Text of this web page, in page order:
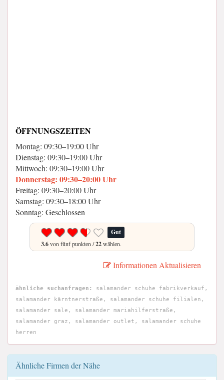
ÖFFNUNGSZEITEN
Montag: 09:30–19:00 Uhr
Dienstag: 09:30–19:00 Uhr
Mittwoch: 09:30–19:00 Uhr
Donnerstag: 09:30–20:00 Uhr
Freitag: 09:30–20:00 Uhr
Samstag: 09:30–18:00 Uhr
Sonntag: Geschlossen
Gut
3.6von fünf punkten /22wählen.
Informationen Aktualisieren
ähnliche suchanfragen:
salamander schuhe fabrikverkauf,
salamander kärntnerstraße, salamander schuhe filialen,
salamander sale, salamander mariahilferstraße,
salamander graz, salamander outlet, salamander schuhe
herren
Ähnliche Firmen der Nähe